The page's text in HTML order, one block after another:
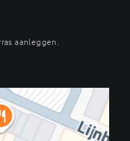
aanleggen.